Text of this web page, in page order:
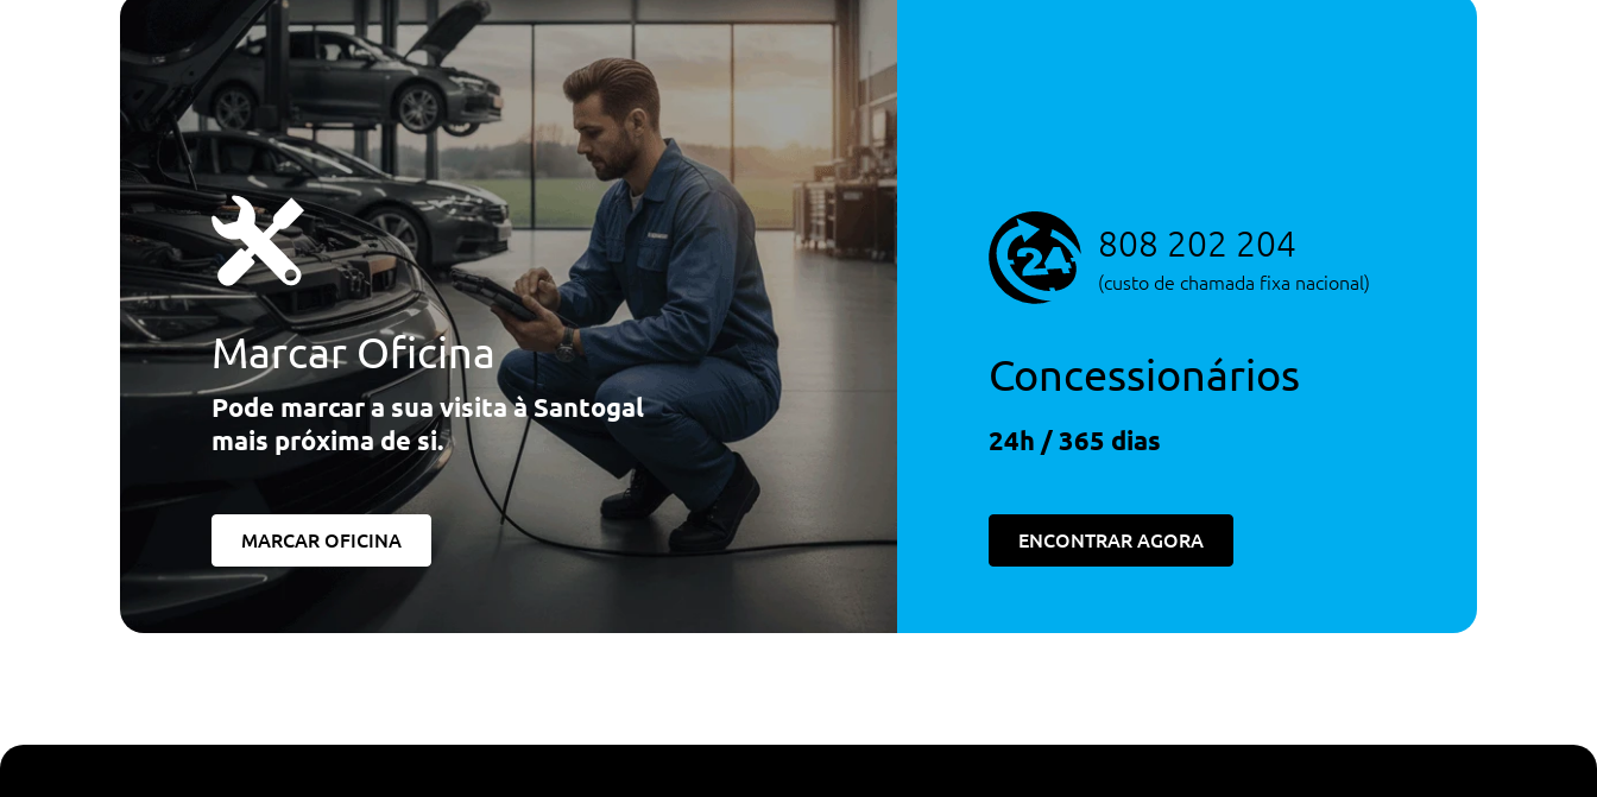
Marcar Oficina
Pode marcar a sua visita à Santogal
mais próxima de si.
MARCAR OFICINA
808 202 204
(custo de chamada fixa nacional)
Concessionários
24h / 365 dias
ENCONTRAR AGORA